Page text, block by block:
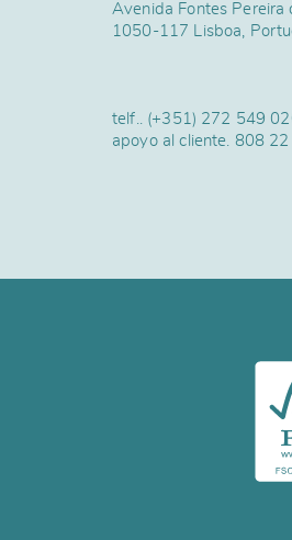
Avenida Fontes Pereira
1050-117 Lisboa,
telf.. (+351) 272 549
apoyo al cliente. 808 22